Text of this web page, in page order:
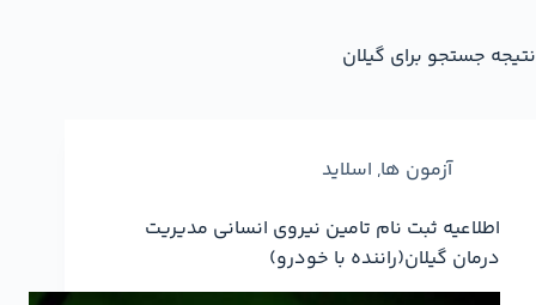
نتیجه جستجو برای گیلان
آزمون ها, اسلاید
اطلاعیه ثبت نام تامین نیروی انسانی مدیریت
درمان گیلان(راننده با خودرو)